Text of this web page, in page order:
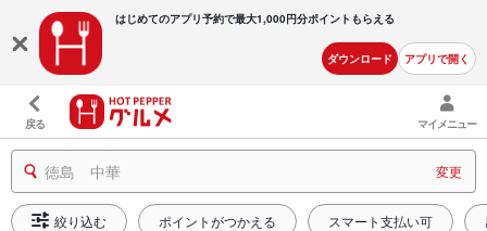
はじめてのアプリ予約で最大1,000円分ポイントもらえる
ダウンロード アプリで開く
戻る マイメニュー
徳島 中華 変更
絞り込む ポイントがつかえる スマート支払い可